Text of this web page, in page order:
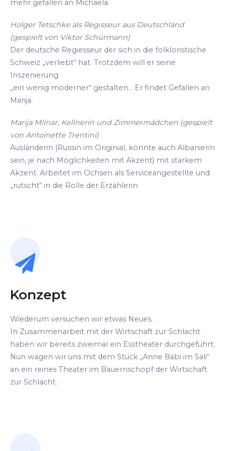
mehr gefallen an Michaela.
Holger Tetschke als Regisseur aus Deutschland
(gespielt von Viktor Schürmann)
Der deutsche Regiesseur der sich in die folkloristische
Schweiz „verliebt“ hat. Trotzdem will er seine
Inszenierung
„ein wenig moderner“ gestalten... Er findet Gefallen an
Marija.
Marija Mlinar, Kellnerin und Zimmermädchen (gespielt
von Antoinette Trentini)
Ausländerin (Russin im Originial, könnte auch Albanierin
sein, je nach Möglichkeiten mit Akzent) mit starkem
Akzent. Arbeitet im Ochsen als Serviceangestellte und
„rutscht“ in die Rolle der Erzählerin.
Konzept
Wiederum versuchen wir etwas Neues.
In Zusammenarbeit mit der Wirtschaft zur Schlacht
haben wir bereits zweimal ein Esstheater durchgeführt.
Nun wagen wir uns mit dem Stück „Anne Bäbi im Säli“
an ein reines Theater im Bauernschopf der Wirtschaft
zur Schlacht.